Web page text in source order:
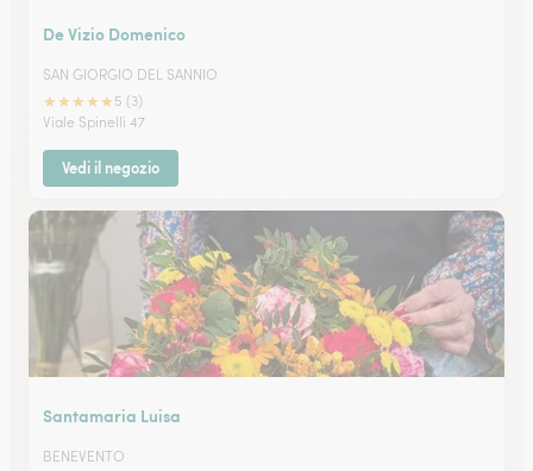
De Vizio Domenico
SAN GIORGIO DEL SANNIO
★★★★★ 5 (3)
Viale Spinelli 47
Vedi il negozio
Santamaria Luisa
BENEVENTO